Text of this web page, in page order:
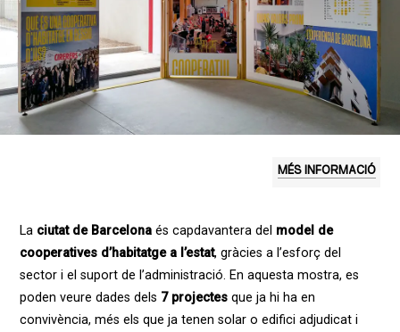
MÉS INFORMACIÓ
La ciutat de Barcelonaés capdavantera del model de
cooperatives d’habitatge a l’estat, gràcies a l’esforç del
sector i el suport de l’administració. En aquesta mostra, es
poden veure dades dels 7 projectesque ja hi ha en
convivència, més els que ja tenen solar o edifici adjudicat i